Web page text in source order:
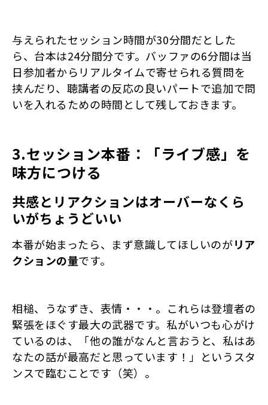
与えられたセッション時間が30分間だとした
ら、台本は24分間分です。バッファの6分間は当
日参加者からリアルタイムで寄せられる質問を
挟んだり、聴講者の反応の良いパートで追加で問
いを入れるための時間として残しておきます。
3.セッション本番：「ライブ感」を
味方につける
共感とリアクションはオーバーなくら
いがちょうどいい
本番が始まったら、まず意識してほしいのがリア
クションの量です。
相槌、うなずき、表情・・・。これらは登壇者の
緊張をほぐす最大の武器です。私がいつも心がけ
ているのは、「他の誰がなんと言おうと、私はあ
なたの話が最高だと思っています！」というスタ
ンスで臨むことです（笑）。